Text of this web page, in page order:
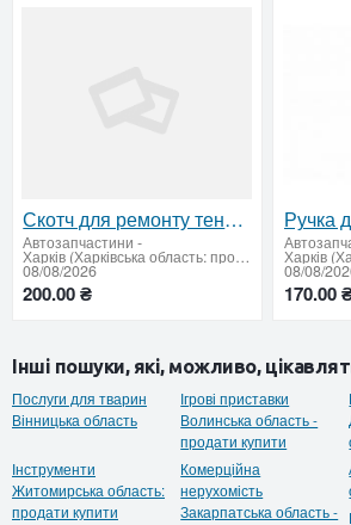
Скотч для ремонту тенту PROFESSIONAL 8см*5м (червоний)
Автозапчастини -
Харків (Харківська область: продати купити)
08/08/2026
200.00 ₴
08/08/
170.00
Інші пошуки, які, можливо,
Послуги для тварин
Вінницька область
Ігрові приставки
Волинська область -
продати купити
Інструменти
Житомирська область:
продати купити
Комерційна
нерухомість
Закарпатська область -